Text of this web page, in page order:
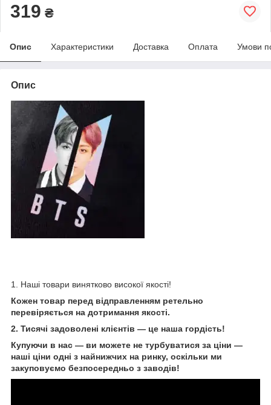
319 ₴
Опис Характеристики Доставка Оплата Умови
Опис
1. Наші товари винятково високої якості!
Кожен товар перед відправленням ретельно
перевіряється на дотримання якості.
2. Тисячі задоволені клієнтів — це наша гордість!
Купуючи в нас — ви можете не турбуватися за ціни —
наші ціни одні з найнижчих на ринку, оскільки ми
закуповуємо безпосередньо з заводів!